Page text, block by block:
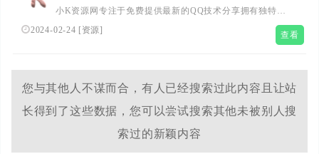
小K资源网专注于免费提供最新的QQ技术分享拥有独特领
域的游戏资源,专业负责人掌控QQ活动动态,多方面性质资源
分享,免费源码交流学习基地,绿色、安全、搞笑的软件基地.
2024-02-24 [资源] 查看
您与其他人不谋而合，有人已经搜索过此内容且让站
长得到了这些数据，您可以尝试搜索其他未被别人搜
索过的新颖内容